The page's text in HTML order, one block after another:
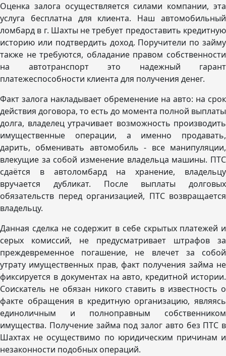
Оценка залога осуществляется силами компании, эта
услуга бесплатна для клиента. Наш автомобильный
ломбард в г. Шахты не требует предоставить кредитную
историю или подтвердить доход. Поручители по займу
также не требуются, обладание правом собственности
на автотранспорт это надежный гарант
платежеспособности клиента для получения денег.
Факт залога накладывает обременение на авто: на срок
действия договора, то есть до момента полной выплаты
долга, владелец утрачивает возможность производить
имущественные операции, а именно продавать,
дарить, обменивать автомобиль - все манипуляции,
влекущие за собой изменение владельца машины. ПТС
сдаётся в автоломбард на хранение, владельцу
вручается дубликат. После выплаты долговых
обязательств перед организацией, ПТС возвращается
владельцу.
Данная сделка не содержит в себе скрытых платежей и
серых комиссий, не предусматривает штрафов за
преждевременное погашение, не влечет за собой
утрату имущественных прав, факт получения займа не
фиксируется в документах на авто, кредитной истории.
Соискатель не обязан никого ставить в известность о
факте обращения в кредитную организацию, являясь
единоличным и полноправным собственником
имущества. Получение займа под залог авто без ПТС в
Шахтах не осуществимо по юридическим причинам и
незаконности подобных операций.